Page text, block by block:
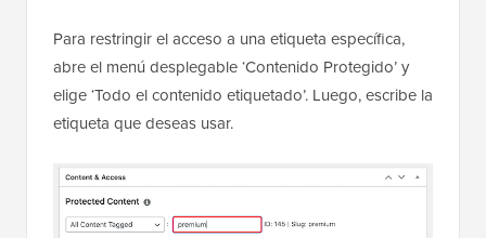
Para restringir el acceso a una etiqueta específica,
abre el menú desplegable ‘Contenido Protegido’ y
elige ‘Todo el contenido etiquetado’. Luego, escribe la
etiqueta que deseas usar.